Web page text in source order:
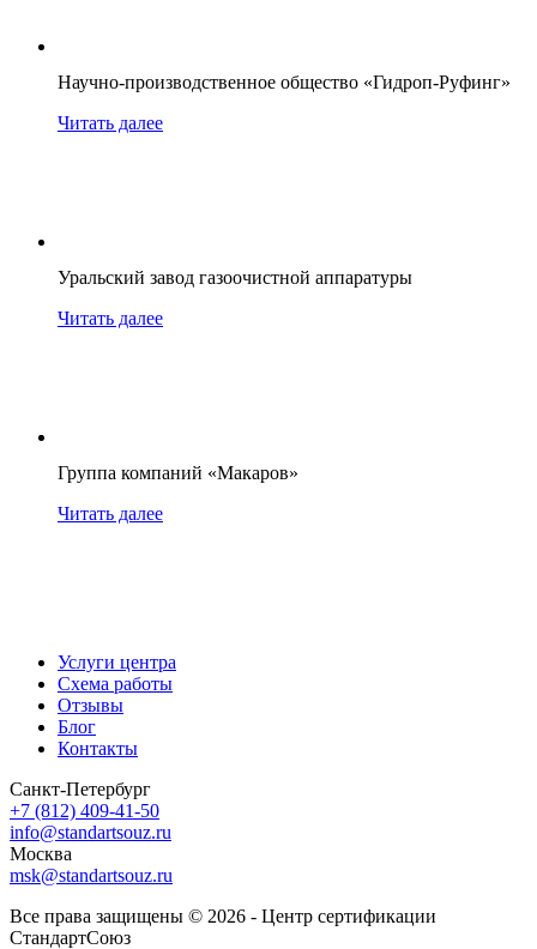
Научно-производственное общество «Гидроп-Руфинг»
Читать далее
Уральский завод газоочистной аппаратуры
Читать далее
Группа компаний «Макаров»
Читать далее
Услуги центра
Схема работы
Отзывы
Блог
Контакты
Санкт-Петербург
+7 (812) 409-41-50
info@standartsouz.ru
Москва
msk@standartsouz.ru
Все права защищены © 2026 - Центр сертификации
СтандартСоюз